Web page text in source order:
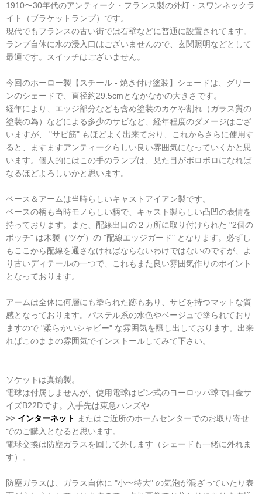
1910〜30年代のアンティーク・フランス製の外灯・スワンネックラ
イト（ブラケットランプ）です。
現代でもフランスの古い街では石壁などに普通に設置されてます。
ランプ自体に水の浸入口はございませんので、玄関照明などとして
最適です。スイッチはございません。
今回のホーロー製【スチール - 焼き付け塗装】シェードは、グリー
ンのシェードで、直径約29.5cmとなかなかの大きさです。
経年により、エッジ部分なども含め塗装のカケや割れ（ガラス質の
塗装の為）などによる多少のサビなど、経年程度のダメージはござ
いますが、 "サビ筋" もほどよく出来ており、これからさらに使用す
ると、ますますアンティークらしい良い雰囲気になっていくかと思
います。個人的にはこの手のランプは、見た目がボロボロになれば
なるほどよろしいかと思います。
ベース＆アームは当時らしいキャストアイアン製です。
ベースの柄も当時モノらしい柄で、キャスト製らしい凸凹の表情を
持っております。また、配線出口の２カ所に取り付けられた "2個の
ポッチ" は木製（ツゲ）の "配線エッジガード" となります。必ずし
もここから配線を通さなければならないわけではないのですが、よ
り古いディテールの一つで、これもまた良い雰囲気作りのポイント
となっております。
アームは全体に何層にも塗られた跡もあり、サビを持つマットな質
感となっております。パステル系の水色やベージュで塗られており
ますので "柔らかいシャビー" な雰囲気を醸し出しております。出来
ればこのままの雰囲気でインストールしてみて下さい。
ソケットは真鍮製。
電球は付属しませんが、使用電球はピン式のヨーロッパ球で口金サ
イズB22Dです。入手先は東急ハンズや
>> インターネット またはご近所のホームセンターでのお取り寄せ
でのご購入となると思います。
電球交換は防塵ガラスを回して外します（シェードも一緒に外れま
す）。
防塵ガラスは、ガラス自体に "小〜特大" の気泡が混ざっていたり表